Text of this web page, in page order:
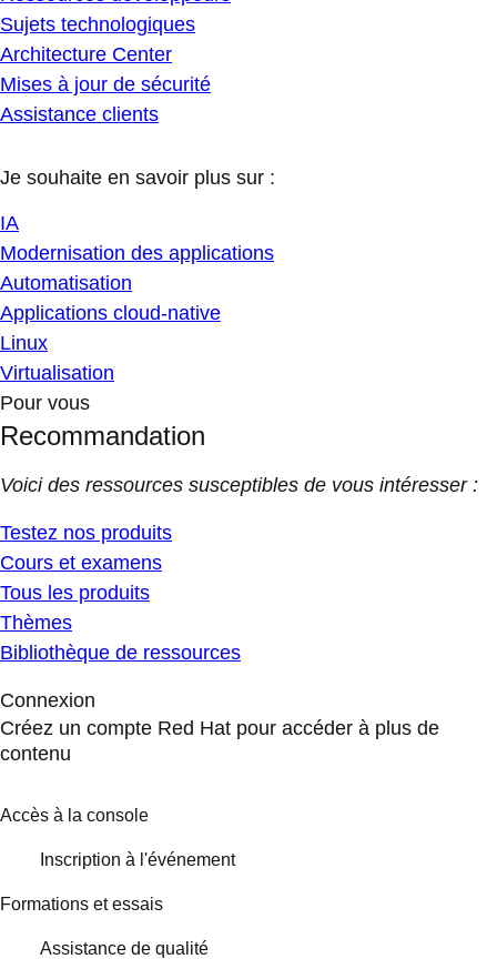
Sujets technologiques
Architecture Center
Mises à jour de sécurité
Assistance clients
Je souhaite en savoir plus sur :
IA
Modernisation des applications
Automatisation
Applications cloud-native
Linux
Virtualisation
Pour vous
Recommandation
Voici des ressources susceptibles de vous intéresser :
Testez nos produits
Cours et examens
Tous les produits
Thèmes
Bibliothèque de ressources
Connexion
Créez un compte Red Hat pour accéder à plus de
contenu
Accès à la console
Inscription à l'événement
Formations et essais
Assistance de qualité